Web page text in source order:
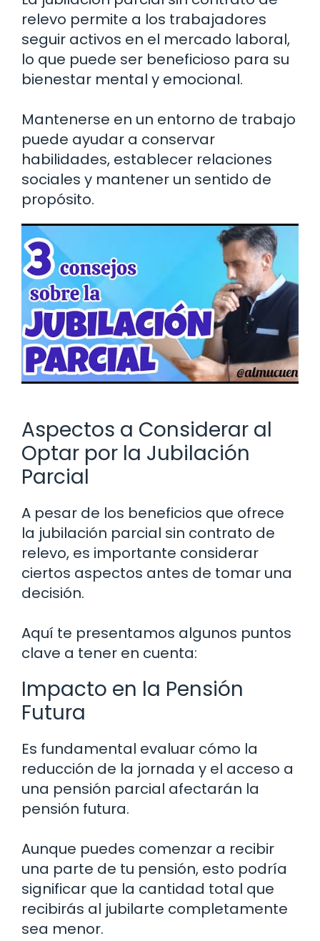
relevo permite a los trabajadores
seguir activos en el mercado laboral,
lo que puede ser beneficioso para su
bienestar mental y emocional.
Mantenerse en un entorno de trabajo
puede ayudar a conservar
habilidades, establecer relaciones
sociales y mantener un sentido de
propósito.
Aspectos a Considerar al
Optar por la Jubilación
Parcial
A pesar de los beneficios que ofrece
la jubilación parcial sin contrato de
relevo, es importante considerar
ciertos aspectos antes de tomar una
decisión.
Aquí te presentamos algunos puntos
clave a tener en cuenta:
Impacto en la Pensión
Futura
Es fundamental evaluar cómo la
reducción de la jornada y el acceso a
una pensión parcial afectarán la
pensión futura.
Aunque puedes comenzar a recibir
una parte de tu pensión, esto podría
significar que la cantidad total que
recibirás al jubilarte completamente
sea menor.